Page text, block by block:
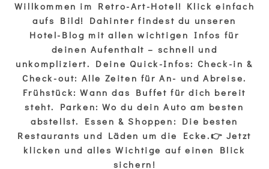
Willkommen im Retro-Art-Hotel! Klick einfach
aufs Bild! Dahinter findest du unseren
Hotel-Blog mit allen wichtigen Infos für
deinen Aufenthalt – schnell und
unkompliziert. Deine Quick-Infos: Check-in &
Check-out: Alle Zeiten für An- und Abreise.
Frühstück: Wann das Buffet für dich bereit
steht. Parken: Wo du dein Auto am besten
abstellst. Essen & Shoppen: Die besten
Restaurants und Läden um die Ecke.👉 Jetzt
klicken und alles Wichtige auf einen Blick
sichern!